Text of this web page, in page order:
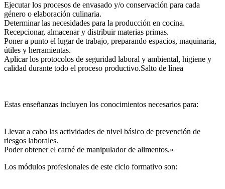
Ejecutar los procesos de envasado y/o conservación para cada
género o elaboración culinaria.
Determinar las necesidades para la producción en cocina.
Recepcionar, almacenar y distribuir materias primas.
Poner a punto el lugar de trabajo, preparando espacios, maquinaria,
útiles y herramientas.
Aplicar los protocolos de seguridad laboral y ambiental, higiene y
calidad durante todo el proceso productivo.Salto de línea
Estas enseñanzas incluyen los conocimientos necesarios para:
Llevar a cabo las actividades de nivel básico de prevención de
riesgos laborales.
Poder obtener el carné de manipulador de alimentos.»
Los módulos profesionales de este ciclo formativo son: